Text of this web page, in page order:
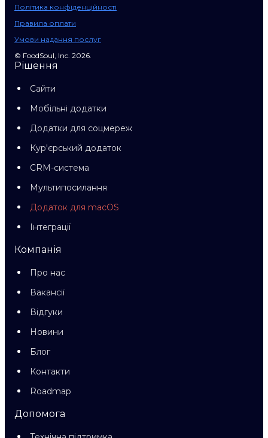
Політика конфіденційності
Правила оплати
Умови надання послуг
© FoodSoul, Inc. 2026.
Рішення
Сайти
Мобільні додатки
Додатки для соцмереж
Кур'єрський додаток
CRM-система
Мультипосилання
Додаток для macOS
Інтеграції
Компанія
Про нас
Вакансії
Відгуки
Новини
Блог
Контакти
Roadmap
Допомога